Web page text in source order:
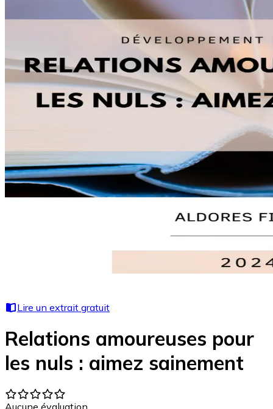
Lire un extrait gratuit
Relations amoureuses pour
les nuls : aimez sainement
Aucune évaluation